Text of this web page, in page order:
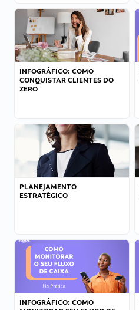
INFOGRÁFICO: COMO
CONQUISTAR CLIENTES DO
ZERO
PLANEJAMENTO
ESTRATÉGICO
INFOGRÁFICO: COMO